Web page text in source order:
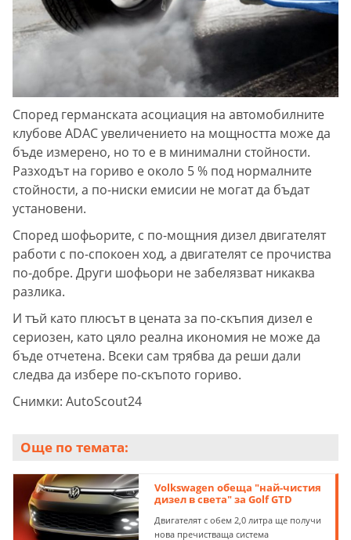
Според германската асоциация на автомобилните
клубове ADAC увеличението на мощността може да
бъде измерено, но то е в минимални стойности.
Разходът на гориво е около 5 % под нормалните
стойности, а по-ниски емисии не могат да бъдат
установени.
Според шофьорите, с по-мощния дизел двигателят
работи с по-спокоен ход, а двигателят се прочиства
по-добре. Други шофьори не забелязват никаква
разлика.
И тъй като плюсът в цената за по-скъпия дизел е
сериозен, като цяло реална икономия не може да
бъде отчетена. Всеки сам трябва да реши дали
следва да избере по-скъпото гориво.
Снимки: AutoScout24
Още по темата:
Volkswagen обеща "най-чистия
дизел в света" за Golf GTD
Двигателят с обем 2,0 литра ще получи
нова пречистваща система